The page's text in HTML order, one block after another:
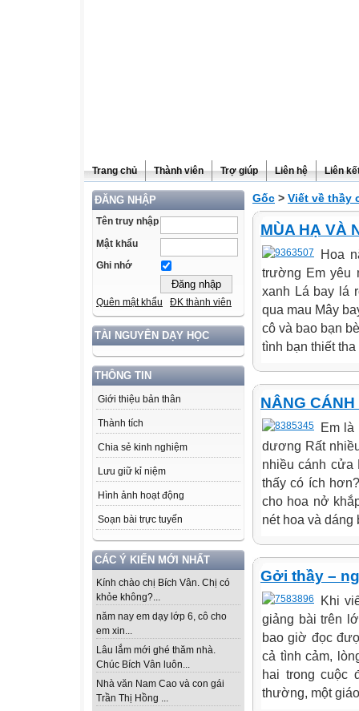
Trang chủ Thành viên Trợ giúp Liên hệ Liên
ĐĂNG NHẬP
Tên truy nhập
Mật khẩu
Ghi nhớ
Quên mật khẩu ĐK thành viên
TÀI NGUYÊN DẠY HỌC
THÔNG TIN
Giới thiệu bản thân
Thành tích
Chia sẻ kinh nghiệm
Lưu giữ kỉ niệm
Hình ảnh hoạt động
Soạn bài trực tuyến
CÁC Ý KIẾN MỚI NHẤT
Kính chào chị Bích Vân. Chị có
khỏe không?...
năm nay em dạy lớp 6, cô cho
em xin...
Lâu lắm mới ghé thăm nhà.
Chúc Bích Vân luôn...
Nhà văn Nam Cao và con gái
Trần Thị Hồng ...
Gốc > Viết về thầy
MÙA HẠ VÀ
Hoa
trường Em yêu
xanh Lá bay lá
qua mau Mây
cô và bao bạn
tình bạn thiết
NÂNG
Em là
dương Rất
nhiều cánh cửa
thấy có ích
cho hoa nở
nét hoa và dáng
Gởi thầy –
Khi
giảng bài trên
bao giờ đọc
cả tình cảm,
hai trong cuộc
thường, một